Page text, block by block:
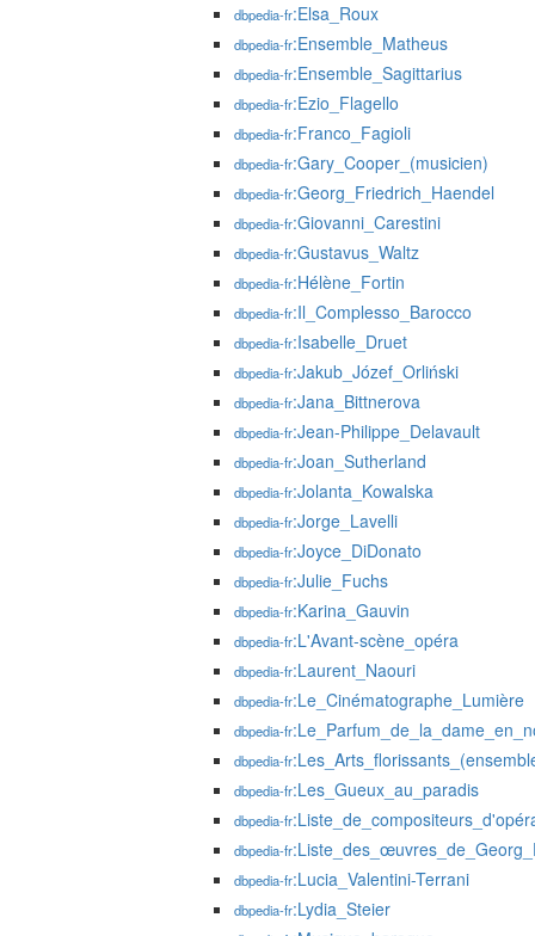
dbpedia-fr:Elsa_Roux
dbpedia-fr:Ensemble_Matheus
dbpedia-fr:Ensemble_Sagittarius
dbpedia-fr:Ezio_Flagello
dbpedia-fr:Franco_Fagioli
dbpedia-fr:Gary_Cooper_(musicien)
dbpedia-fr:Georg_Friedrich_Haendel
dbpedia-fr:Giovanni_Carestini
dbpedia-fr:Gustavus_Waltz
dbpedia-fr:Hélène_Fortin
dbpedia-fr:Il_Complesso_Barocco
dbpedia-fr:Isabelle_Druet
dbpedia-fr:Jakub_Józef_Orliński
dbpedia-fr:Jana_Bittnerova
dbpedia-fr:Jean-Philippe_Delavault
dbpedia-fr:Joan_Sutherland
dbpedia-fr:Jolanta_Kowalska
dbpedia-fr:Jorge_Lavelli
dbpedia-fr:Joyce_DiDonato
dbpedia-fr:Julie_Fuchs
dbpedia-fr:Karina_Gauvin
dbpedia-fr:L'Avant-scène_opéra
dbpedia-fr:Laurent_Naouri
dbpedia-fr:Le_Cinématographe_Lumière
dbpedia-fr
dbpedia-fr
dbpedia-fr:Les_Gueux_au_paradis
dbpedia-fr
dbpedia-fr
dbpedia-fr:Lucia_Valentini-Terrani
dbpedia-fr:Lydia_Steier